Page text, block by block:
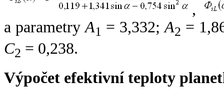
,
a parametryA1 = 3,332;A2 =
C2 = 0,238.
Výpočet efektivní teploty